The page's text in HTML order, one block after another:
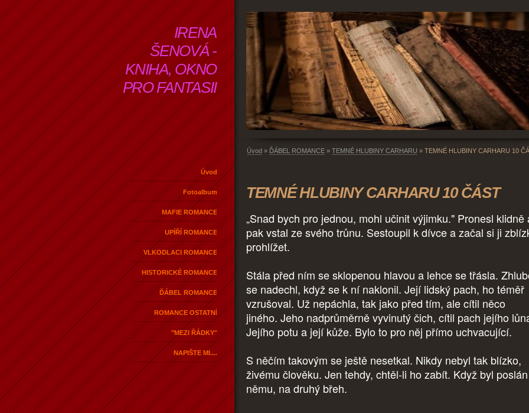
IRENA
ŠENOVÁ -
KNIHA, OKNO
PRO FANTASII
Úvod
Fotoalbum
MAFIE ROMANCE
UPÍŘÍ ROMANCE
VLKODLACI ROMANCE
HISTORICKÉ ROMANCE
ĎÁBEL ROMANCE
ROMANCE OSTATNÍ
"MEZI ŘÁDKY"
NAPIŠTE MI....
Úvod » ĎÁBEL ROMANCE » TEMNÉ HLUBINY CARHARU » TEMNÉ HLUBINY CARHARU 10
TEMNÉ HLUBINY CARHARU 10 ČÁST
„Snad bych pro jednou, mohl učinit výjimku." Pronesl klidně
pak vstal ze svého trůnu. Sestoupil k dívce a začal si ji
prohlížet.
Stála před ním se sklopenou hlavou a lehce se třásla.
se nadechl, když se k ní naklonil. Její lidský pach, ho téměř
vzrušoval. Už nepáchla, tak jako před tím, ale cítil něco
jiného. Jeho nadprůměrně vyvinutý čich, cítil pach jejího
Jejího potu a její kůže. Bylo to pro něj přímo uchvacující.
S něčím takovým se ještě nesetkal. Nikdy nebyl tak blízko,
živému člověku. Jen tehdy, chtěl-li ho zabít. Když byl
němu, na druhý břeh.